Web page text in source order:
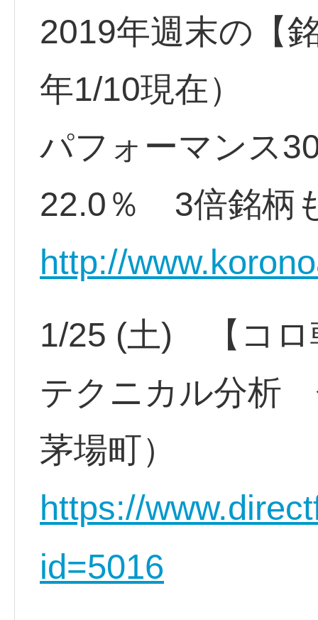
2019年週末の【
年1/10現在）
パフォーマンス
22.0％ 3倍銘柄
http://
1/25 (土) 【コロ
テクニカル分析
茅場町）
https://
id=5016